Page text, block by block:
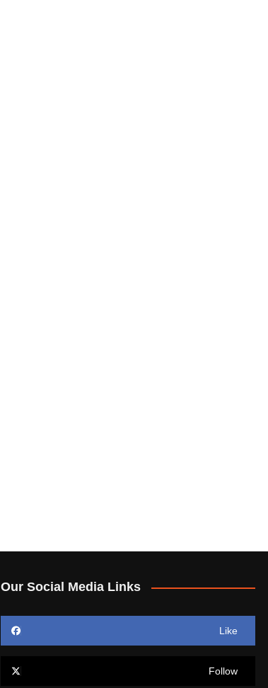
Our Social Media Links
Like
Follow